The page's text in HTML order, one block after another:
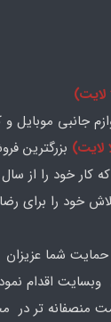
لایت)
موبایل و
لایت) بزرگترین
خود را برای
شما عزیزان
اقدام
منصفانه تر در